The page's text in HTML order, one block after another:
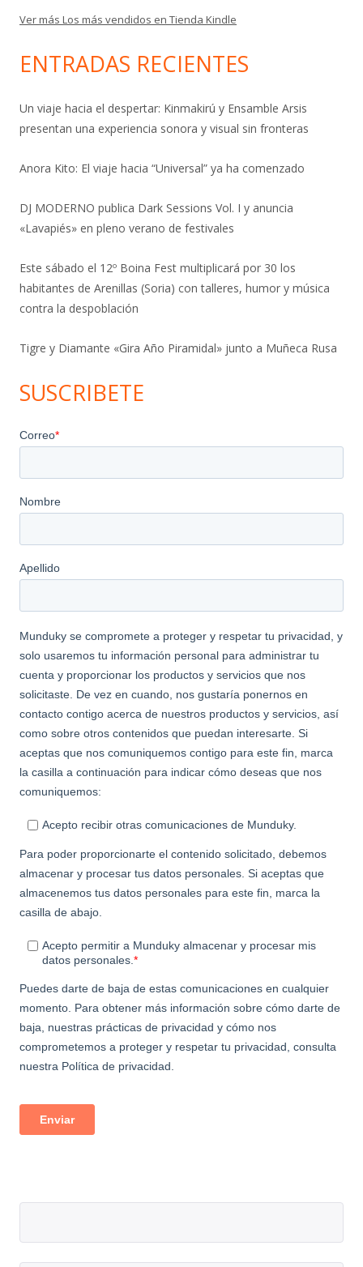
Ver más Los más vendidos en Tienda Kindle
ENTRADAS RECIENTES
Un viaje hacia el despertar: Kinmakirú y Ensamble Arsis
presentan una experiencia sonora y visual sin fronteras
Anora Kito: El viaje hacia “Universal” ya ha comenzado
DJ MODERNO publica Dark Sessions Vol. I y anuncia
«Lavapiés» en pleno verano de festivales
Este sábado el 12º Boina Fest multiplicará por 30 los
habitantes de Arenillas (Soria) con talleres, humor y música
contra la despoblación
Tigre y Diamante «Gira Año Piramidal» junto a Muñeca Rusa
SUSCRIBETE